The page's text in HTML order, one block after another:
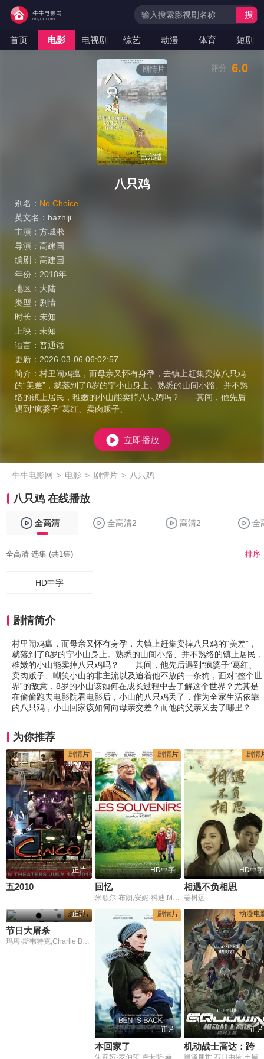
首页 电影 电视剧 综艺 动漫 体育 短剧
搜
剧情片
已完结
八只鸡
别名： No Choice
英文名： bazhiji
主演： 方城淞
导演： 高建国
编剧： 高建国
年份： 2018年
地区： 大陆
类型： 剧情
时长： 未知
上映： 未知
语言： 普通话
更新： 2026-03-06 06:02:57
简介： 村里闹鸡瘟，而母亲又怀有身孕，去镇上赶集卖掉八只鸡
的“美差”，就落到了8岁的宁小山身上。熟悉的山间小路、并不熟
络的镇上居民，稚嫩的小山能卖掉八只鸡吗？ 其间，他先后
遇到“疯婆子”葛红、卖肉贩子、
评分 6.0
立即播放
牛牛电影网 > 电影 > 剧情片 > 八只鸡
八只鸡 在线播放
全高清 全高清2 高清2 全
全高清 选集 (共1集) 排序
HD中字
剧情简介
村里闹鸡瘟，而母亲又怀有身孕，去镇上赶集卖掉八只鸡的“美差”，
就落到了8岁的宁小山身上。熟悉的山间小路、并不熟络的镇上居民，
稚嫩的小山能卖掉八只鸡吗？ 其间，他先后遇到“疯婆子”葛红、
卖肉贩子、嘲笑小山的非主流以及追着他不放的一条狗，面对“整个世
界”的敌意，8岁的小山该如何在成长过程中去了解这个世界？尤其是
在偷偷跑去电影院看电影后，小山的八只鸡丢了，作为全家生活依靠
的八只鸡，小山回家该如何向母亲交差？而他的父亲又去了哪里？
为你推荐
剧情片
正片
五2010
剧情片
HD中字
回忆
米歇尔·布朗,安妮·科迪,Mathieu,Spinosi,尚塔尔·罗比,William,Lebghil,弗洛尔·博纳文图拉,奥黛丽·拉米,让-保罗·卢弗
剧情
HD中字
相遇不负相思
姜树远
恐怖片
正片
节日大屠杀
玛塔·斯韦特克,Charlie Bond,艾维安娜·斯诺
剧情片
正片
本回家了
动漫电
正片
机动战士高达：跨时之战